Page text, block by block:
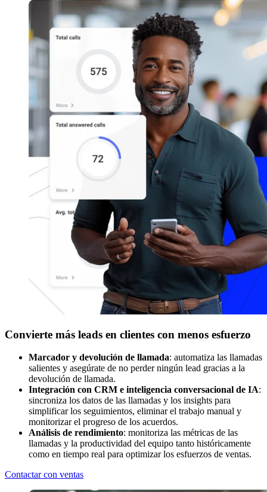
Convierte más leads en clientes con menos esfuerzo
Marcador y devolución de llamada: automatiza las llamadas
salientes y asegúrate de no perder ningún lead gracias a la
devolución de llamada.
Integración con CRM e inteligencia conversacional de IA:
sincroniza los datos de las llamadas y los insights para
simplificar los seguimientos, eliminar el trabajo manual y
monitorizar el progreso de los acuerdos.
Análisis de rendimiento: monitoriza las métricas de las
llamadas y la productividad del equipo tanto históricamente
como en tiempo real para optimizar los esfuerzos de ventas.
Contactar con ventas